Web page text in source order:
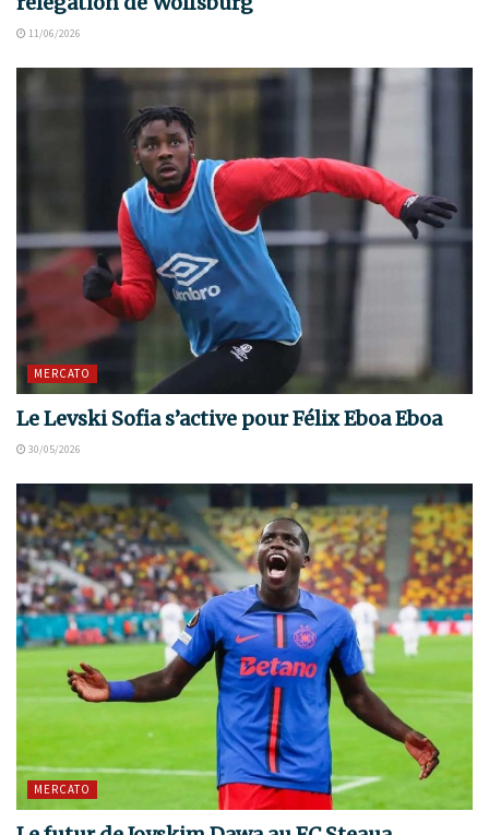
11/06/2026
MERCATO
Le Levski Sofia s’active pour Félix Eboa Eboa
30/05/2026
MERCATO